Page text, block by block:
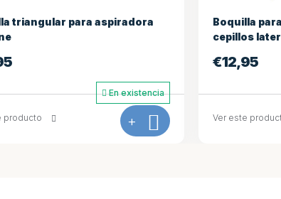
para aspiradora Interline con
laterales
En existencia
producto +
Cepillo
5,95